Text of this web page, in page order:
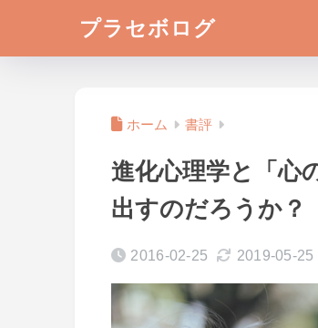
プラセボログ
ホーム 書評
進化心理学と「心
出すのだろうか？
2016-02-25 2019-05-25